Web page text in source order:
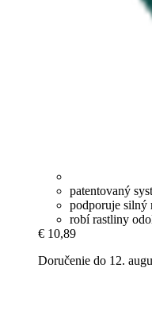
patentovaný
podporuje silný
robí rastliny
€ 10,89
Doručenie do 12.